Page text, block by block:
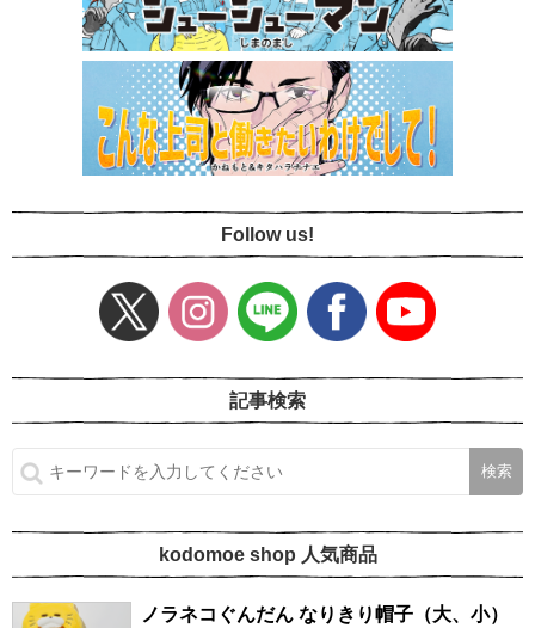
Follow us!
記事検索
kodomoe shop 人気商品
ノラネコぐんだん なりきり帽子（大、小）